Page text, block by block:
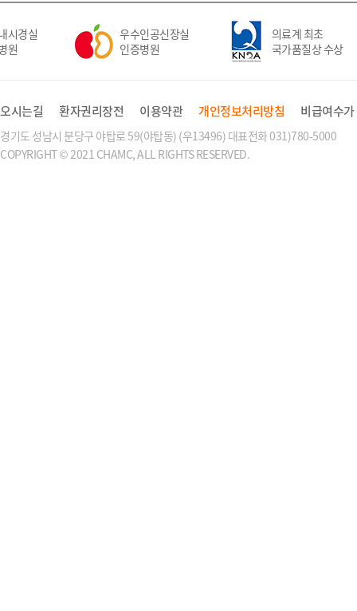
경실
원
우수인공신장실
인증병원
의료계 최초
국가품질상 수상
오시는길 환자권리장전 이용약관 개인정보처리방침 비급여수가
경기도 성남시 분당구 야탑로 59(야탑동) (우13496) 대표전화 031)780-5000
COPYRIGHT © 2021 CHAMC, ALL RIGHTS RESERVED.